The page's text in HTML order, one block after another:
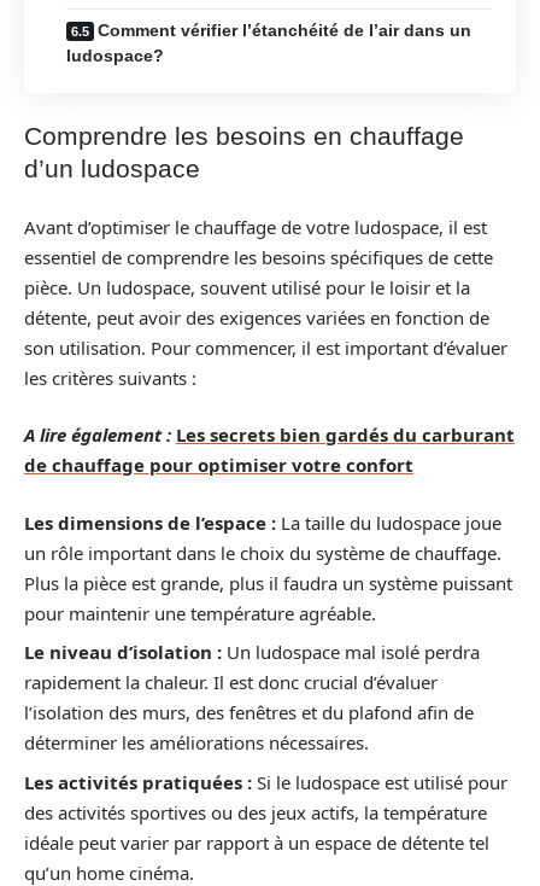
Comment vérifier l’étanchéité de l’air dans un
ludospace?
Comprendre les besoins en chauffage
d’un ludospace
Avant d’optimiser le chauffage de votre ludospace, il est
essentiel de comprendre les besoins spécifiques de cette
pièce. Un ludospace, souvent utilisé pour le loisir et la
détente, peut avoir des exigences variées en fonction de
son utilisation. Pour commencer, il est important d’évaluer
les critères suivants :
A lire également : Les secrets bien gardés du carburant
de chauffage pour optimiser votre confort
Les dimensions de l’espace : La taille du ludospace joue
un rôle important dans le choix du système de chauffage.
Plus la pièce est grande, plus il faudra un système puissant
pour maintenir une température agréable.
Le niveau d’isolation : Un ludospace mal isolé perdra
rapidement la chaleur. Il est donc crucial d’évaluer
l’isolation des murs, des fenêtres et du plafond afin de
déterminer les améliorations nécessaires.
Les activités pratiquées : Si le ludospace est utilisé pour
des activités sportives ou des jeux actifs, la température
idéale peut varier par rapport à un espace de détente tel
qu’un home cinéma.